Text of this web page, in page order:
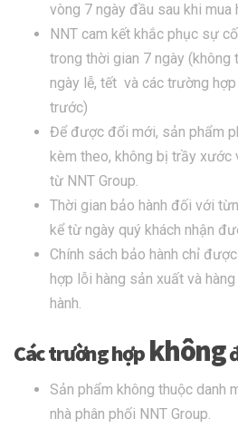
vòng 7 ngày đầu sau khi mua
NNT cam kết khắc phục sự
trong thời gian 7 ngày (không
ngày lễ, tết và các trường
trước)
Để được đổi mới, sản phẩm
kèm theo, không bị trầy xước
từ NNT Group.
Thời gian bảo hành đối với
kể từ ngày quý khách nhận
Chính sách bảo hành chỉ
hợp lỗi hàng sản xuất và
hành.
Các trường hợpkhông
Sản phẩm không thuộc danh
nhà phân phối NNT Group.